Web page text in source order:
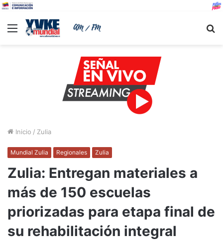
Menu
Inicio / Zulia
Mundial Zulia Regionales Zulia
Zulia: Entregan materiales a
más de 150 escuelas
priorizadas para etapa final de
su rehabilitación integral